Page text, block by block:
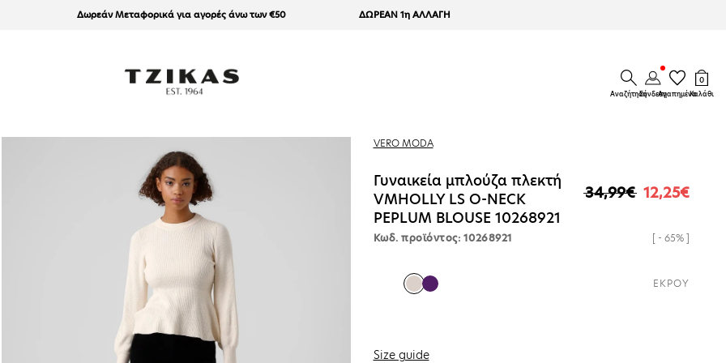
Δωρεάν Μεταφορικά για αγορές άνω των €50 ΔΩΡΕΑΝ 1η ΑΛΛΑΓΗ
ΑναζήτησηΣύνδεση
ΣύνδεσηΑγαπημένα
0
0 στοιχεία
Καλάθι
Άνοιγμα μέσου 2 στο βοηθητικό παράθυρο VERO MODA
Γυναικεία μπλούζα πλεκτή
VMHOLLY LS O-NECK
PEPLUM BLOUSE 10268921
Κανονική τιμή
34,99€
Τιμή έκπτωσης12,25€
Κωδ. προϊόντος: 10268921 [ - 65% ]
ΕΚΡΟΥ
Size guide